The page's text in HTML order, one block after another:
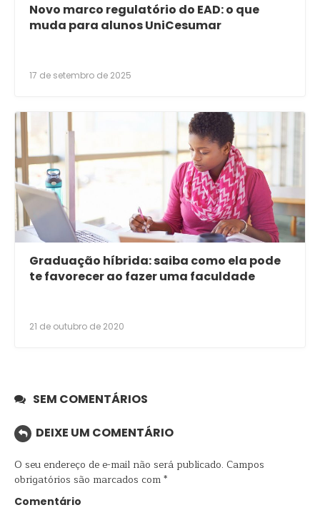
Novo marco regulatório do EAD: o que
muda para alunos UniCesumar
17 de setembro de 2025
Graduação híbrida: saiba como ela pode
te favorecer ao fazer uma faculdade
21 de outubro de 2020
SEM COMENTÁRIOS
DEIXE UM COMENTÁRIO
O seu endereço de e-mail não será publicado. Campos
obrigatórios são marcados com*
Comentário